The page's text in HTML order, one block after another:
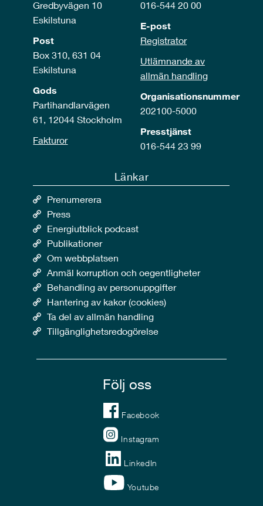
Gredbyvägen 10
Eskilstuna
Post
Box 310, 631 04
Eskilstuna
Gods
Partihandlarvägen
61, 12044 Stockholm
Fakturor
016-544 20 00
E-post
Registrator
Utlämnande av
allmän handling
Organisationsnummer
202100-5000
Presstjänst
016-544 23 99
Länkar
Prenumerera
Press
Energiutblick podcast
Publikationer
Om webbplatsen
Anmäl korruption och oegentligheter
Behandling av personuppgifter
Hantering av kakor (cookies)
Ta del av allmän handling
Tillgänglighetsredogörelse
Följ oss
Facebook
Instagram
LinkedIn
Youtube